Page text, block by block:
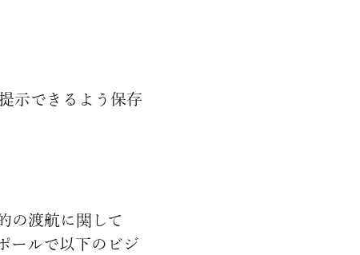
示できるよう保存
の渡航に関して
ールで以下のビジ